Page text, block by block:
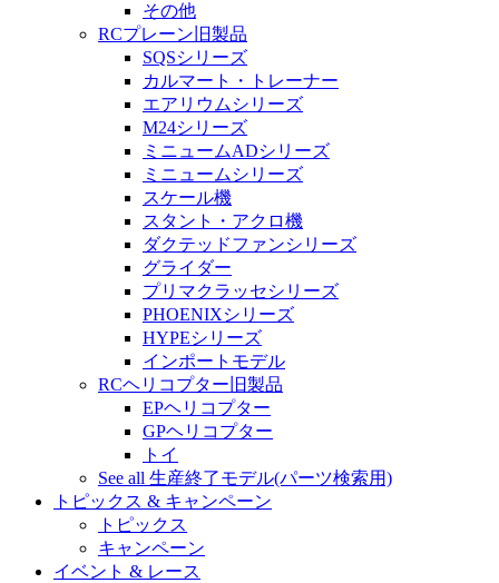
その他
RCプレーン旧製品
SQSシリーズ
カルマート・トレーナー
エアリウムシリーズ
M24シリーズ
ミニュームADシリーズ
ミニュームシリーズ
スケール機
スタント・アクロ機
ダクテッドファンシリーズ
グライダー
プリマクラッセシリーズ
PHOENIXシリーズ
HYPEシリーズ
インポートモデル
RCヘリコプター旧製品
EPヘリコプター
GPヘリコプター
トイ
See all 生産終了モデル(パーツ検索用)
トピックス & キャンペーン
トピックス
キャンペーン
イベント & レース